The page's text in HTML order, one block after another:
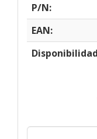
P/N:
EAN: